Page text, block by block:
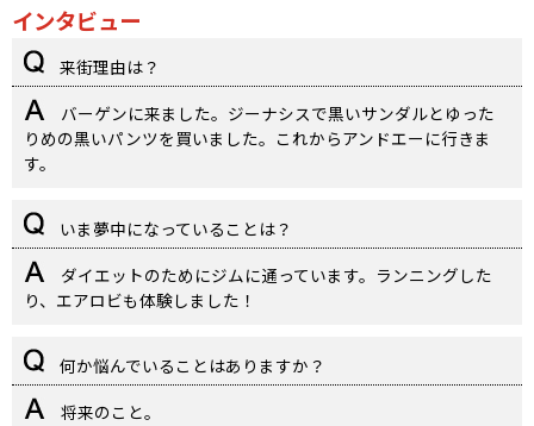
インタビュー
来街理由は？
バーゲンに来ました。ジーナシスで黒いサンダルとゆった
りめの黒いパンツを買いました。これからアンドエーに行きま
す。
いま夢中になっていることは？
ダイエットのためにジムに通っています。ランニングした
り、エアロビも体験しました！
何か悩んでいることはありますか？
将来のこと。